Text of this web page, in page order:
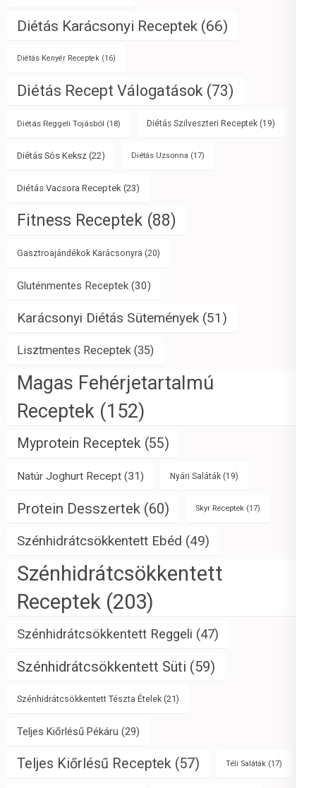
Diétás Karácsonyi Receptek (66)
Diétás Kenyér Receptek (16)
Diétás Recept Válogatások (73)
Diétás Reggeli Tojásból (18) Diétás Szilveszteri Receptek (19)
Diétás Sós Keksz (22) Diétás Uzsonna (17)
Diétás Vacsora Receptek (23)
Fitness Receptek (88)
Gasztroajándékok Karácsonyra (20)
Gluténmentes Receptek (30)
Karácsonyi Diétás Sütemények (51)
Lisztmentes Receptek (35)
Magas Fehérjetartalmú
Receptek (152)
Myprotein Receptek (55)
Natúr Joghurt Recept (31) Nyári Saláták (19)
Protein Desszertek (60) Skyr Receptek (17)
Szénhidrátcsökkentett Ebéd (49)
Szénhidrátcsökkentett
Receptek (203)
Szénhidrátcsökkentett Reggeli (47)
Szénhidrátcsökkentett Süti (59)
Szénhidrátcsökkentett Tészta Ételek (21)
Teljes Kiőrlésű Pékáru (29)
Teljes Kiőrlésű Receptek (57) Téli Saláták (17)